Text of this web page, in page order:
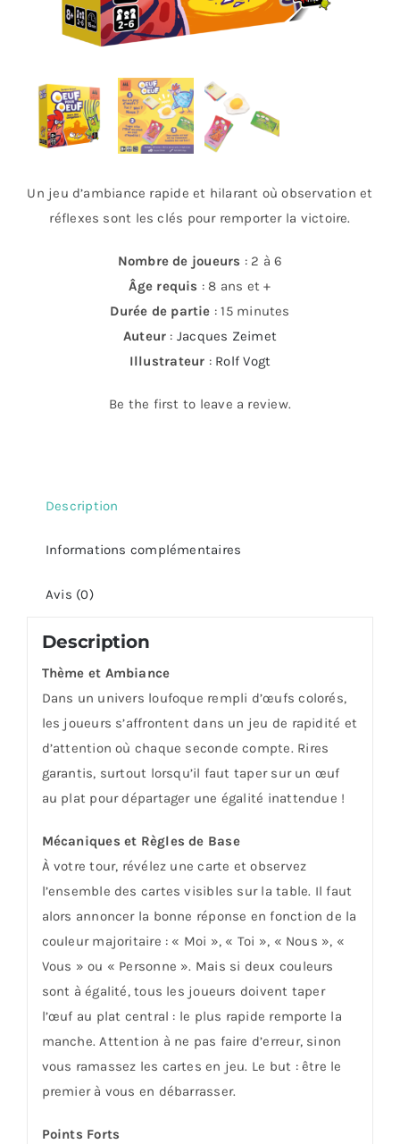
Un jeu d’ambiance rapide et hilarant où observation et
réflexes sont les clés pour remporter la victoire.
Nombre de joueurs : 2 à 6
Âge requis : 8 ans et +
Durée de partie : 15 minutes
Auteur : Jacques Zeimet
Illustrateur : Rolf Vogt
Be the first to leave a review.
Description
Informations complémentaires
Avis (0)
Description
Thème et Ambiance
Dans un univers loufoque rempli d’œufs colorés,
les joueurs s’affrontent dans un jeu de rapidité et
d’attention où chaque seconde compte. Rires
garantis, surtout lorsqu’il faut taper sur un œuf
au plat pour départager une égalité inattendue !
Mécaniques et Règles de Base
À votre tour, révélez une carte et observez
l’ensemble des cartes visibles sur la table. Il faut
alors annoncer la bonne réponse en fonction de la
couleur majoritaire : « Moi », « Toi », « Nous », «
Vous » ou « Personne ». Mais si deux couleurs
sont à égalité, tous les joueurs doivent taper
l’œuf au plat central : le plus rapide remporte la
manche. Attention à ne pas faire d’erreur, sinon
vous ramassez les cartes en jeu. Le but : être le
premier à vous en débarrasser.
Points Forts